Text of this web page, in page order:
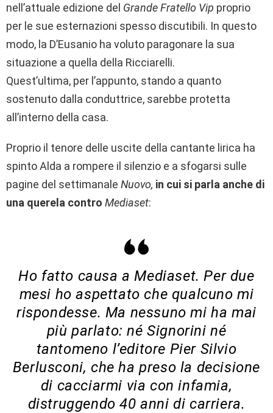
nell’attuale edizione del Grande Fratello Vip proprio
per le sue esternazioni spesso discutibili. In questo
modo, la D’Eusanio ha voluto paragonare la sua
situazione a quella della Ricciarelli.
Quest’ultima, per l’appunto, stando a quanto
sostenuto dalla conduttrice, sarebbe protetta
all’interno della casa.
Proprio il tenore delle uscite della cantante lirica ha
spinto Alda a rompere il silenzio e a sfogarsi sulle
pagine del settimanale Nuovo, in cui si parla anche di
una querela contro Mediaset:
Ho fatto causa a Mediaset. Per due
mesi ho aspettato che qualcuno mi
rispondesse. Ma nessuno mi ha mai
più parlato: né Signorini né
tantomeno l’editore Pier Silvio
Berlusconi, che ha preso la decisione
di cacciarmi via con infamia,
distruggendo 40 anni di carriera.